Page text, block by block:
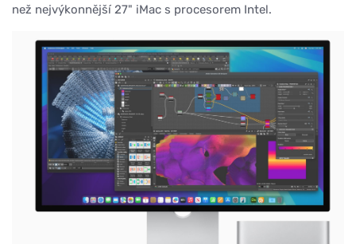
než nejvýkonnější 27" iMac s procesorem Intel.